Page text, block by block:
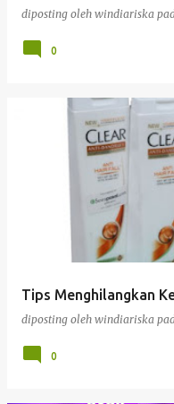
diposting oleh windiariska
0
Tips Menghilangkan
diposting oleh windiariska
0